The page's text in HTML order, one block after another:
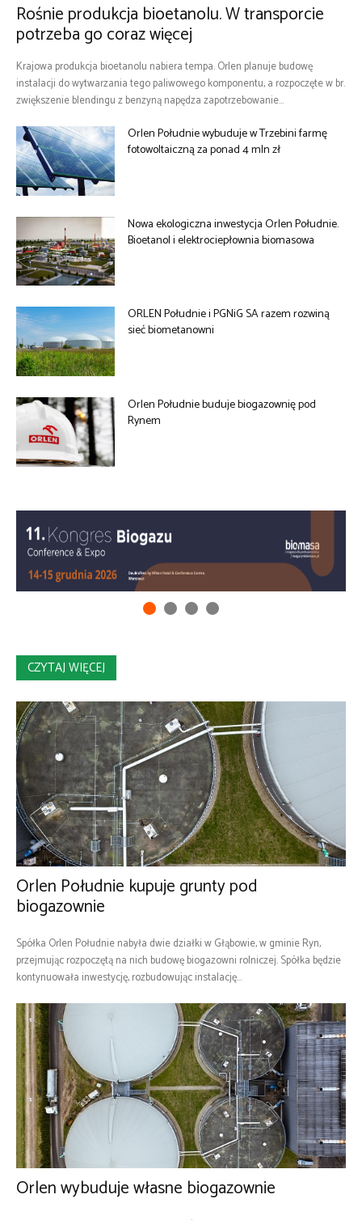
Rośnie produkcja bioetanolu. W transporcie
potrzeba go coraz więcej
Krajowa produkcja bioetanolu nabiera tempa. Orlen planuje budowę
instalacji do wytwarzania tego paliwowego komponentu, a rozpoczęte w br.
zwiększenie blendingu z benzyną napędza zapotrzebowanie...
Orlen Południe wybuduje w Trzebini farmę
fotowoltaiczną za ponad 4 mln zł
Nowa ekologiczna inwestycja Orlen Południe.
Bioetanol i elektrociepłownia biomasowa
ORLEN Południe i PGNiG SA razem rozwiną
sieć biometanowni
Orlen Południe buduje biogazownię pod
Rynem
CZYTAJ WIĘCEJ
Orlen Południe kupuje grunty pod
biogazownie
Spółka Orlen Południe nabyła dwie działki w Głąbowie, w gminie Ryn,
przejmując rozpoczętą na nich budowę biogazowni rolniczej. Spółka będzie
kontynuowała inwestycję, rozbudowując instalację...
Orlen wybuduje własne biogazownie